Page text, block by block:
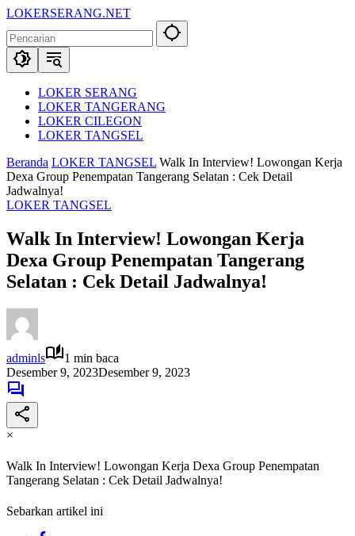
Langsung
konten
LOKERSERANG.NET
Lowongan
Kerja
Serang
SekitarnyaLOKER SERANG
LOKER TANGERANG
LOKER CILEGON
LOKER TANGSEL
Beranda LOKER TANGSEL Walk In Interview! Lowongan Kerja
Dexa Group Penempatan Tangerang Selatan : Cek Detail
Jadwalnya!
LOKER TANGSEL
Walk In Interview! Lowongan Kerja
Dexa Group Penempatan Tangerang
Selatan : Cek Detail Jadwalnya!
adminls
1 min baca
Desember 9, 2023Desember 9, 2023
×
Walk In Interview! Lowongan Kerja Dexa Group Penempatan
Tangerang Selatan : Cek Detail Jadwalnya!
Sebarkan artikel ini